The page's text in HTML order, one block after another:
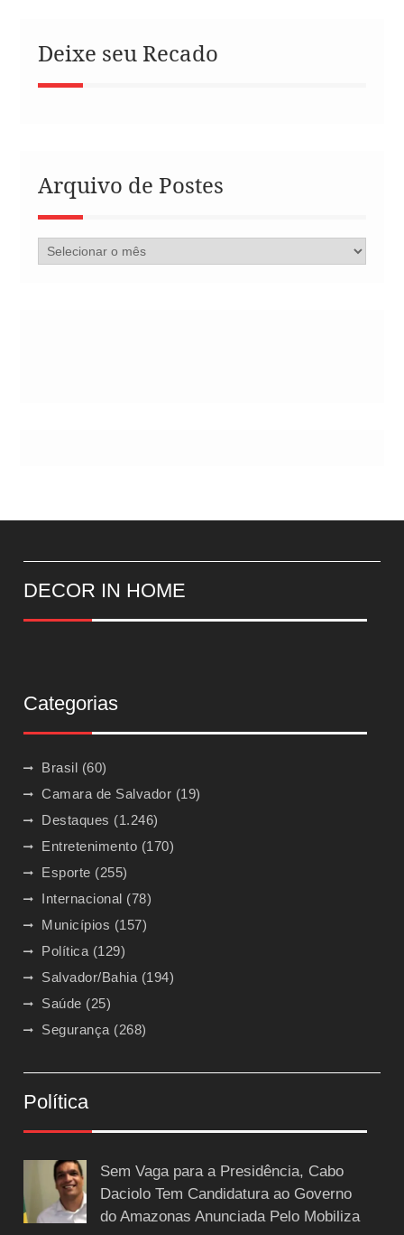
Deixe seu Recado
Arquivo de Postes
Arquivo
de
DECOR IN HOME
Categorias
Brasil (60)
Camara de Salvador (19)
Destaques (1.246)
Entretenimento (170)
Esporte (255)
Internacional (78)
Municípios (157)
Política (129)
Salvador/Bahia (194)
Saúde (25)
Segurança (268)
Política
Sem Vaga para a Presidência, Cabo
Daciolo Tem Candidatura ao Governo
do Amazonas Anunciada Pelo Mobiliza